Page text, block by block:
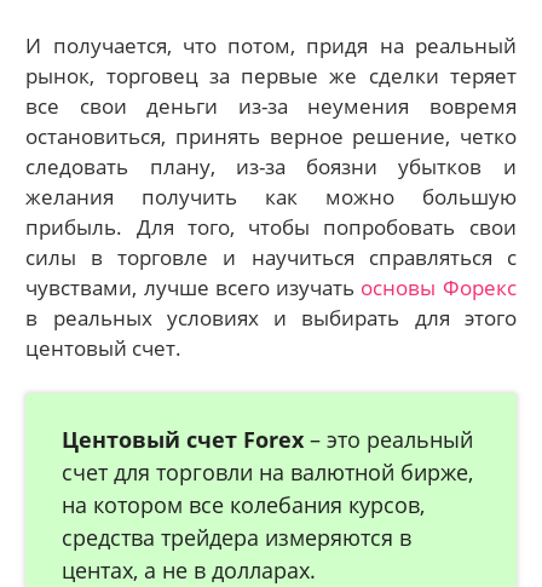
И получается, что потом, придя на реальный
рынок, торговец за первые же сделки теряет
все свои деньги из-за неумения вовремя
остановиться, принять верное решение, четко
следовать плану, из-за боязни убытков и
желания получить как можно большую
прибыль. Для того, чтобы попробовать свои
силы в торговле и научиться справляться с
чувствами, лучше всего изучать основы Форекс
в реальных условиях и выбирать для этого
центовый счет.
Центовый счет Forex – это реальный
счет для торговли на валютной бирже,
на котором все колебания курсов,
средства трейдера измеряются в
центах, а не в долларах.